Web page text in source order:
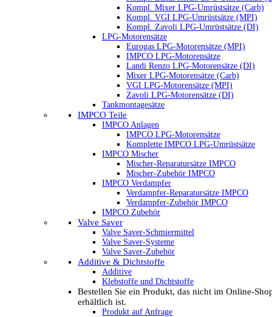
Kompl. Mixer LPG-Umrüstsätze (Carb)
Kompl. VGI LPG-Umrüstsätze (MPI)
Kompl. Zavoli LPG-Umrüstsätze (DI)
LPG-Motorensätze
Eurogas LPG-Motorensätze (MPI)
IMPCO LPG-Motorensätze
Landi Renzo LPG-Motorensätze (DI)
Mixer LPG-Motorensätze (Carb)
VGI LPG-Motorensätze (MPI)
Zavoli LPG-Motorensätze (DI)
Tankmontagesätze
IMPCO Teile
IMPCO Anlagen
IMPCO LPG-Motorensätze
Komplette IMPCO LPG-Umrüstsätze
IMPCO Mischer
Mischer-Reparatursätze IMPCO
Mischer-Zubehör IMPCO
IMPCO Verdampfer
Verdampfer-Reparatursätze IMPCO
Verdampfer-Zubehör IMPCO
IMPCO Zubehör
Valve Saver
Valve Saver-Schmiermittel
Valve Saver-Systeme
Valve Saver-Zubehör
Additive & Dichtstoffe
Additive
Klebstoffe und Dichtstoffe
Bestellen Sie ein Produkt, das nicht im Online-
erhältlich ist.
Produkt auf Anfrage